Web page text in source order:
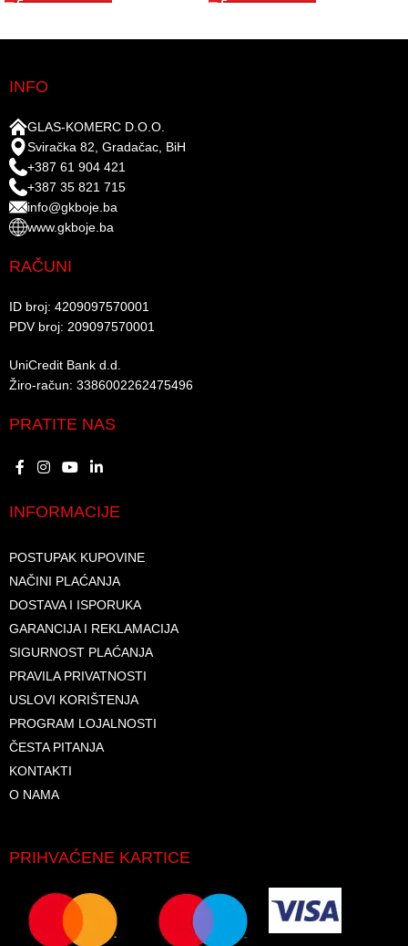
INFO
GLAS-KOMERC D.O.O.
Sviračka 82, Gradačac, BiH
+387 61 904 421
+387 35 821 715
info@gkboje.ba
www.gkboje.ba
RAČUNI
ID broj: 4209097570001​
PDV broj: 209097570001 ​
UniCredit Bank d.d.​
Žiro-račun: 3386002262475496​​
PRATITE NAS
INFORMACIJE
POSTUPAK KUPOVINE
NAČINI PLAĆANJA
DOSTAVA I ISPORUKA
GARANCIJA I REKLAMACIJA
SIGURNOST PLAĆANJA
PRAVILA PRIVATNOSTI
USLOVI KORIŠTENJA
PROGRAM LOJALNOSTI
ČESTA PITANJA
KONTAKTI
O NAMA
PRIHVAĆENE KARTICE